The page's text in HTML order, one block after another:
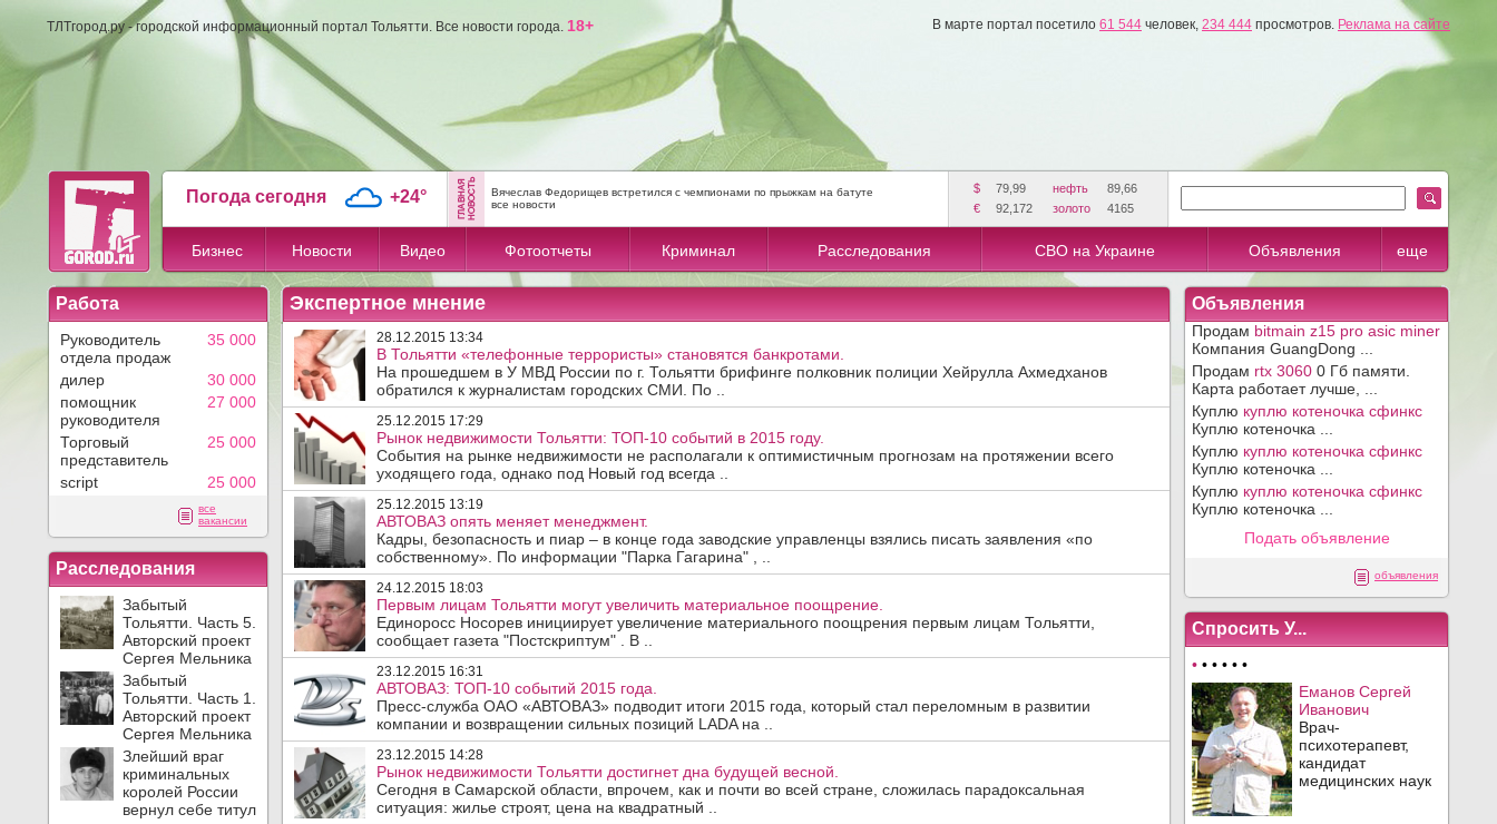
ТЛТгород.ру - городской информационный портал Тольятти. Все новости города. 18+ В марте портал посетило 61 544 человек, 234 444 просмотров. Реклама на сайте
Погода сегодня +24°
Вячеслав Федорищев встретился с чемпионами по прыжкам на батуте
все новости
$ 79,99 нефть
89,66
€
92,172 золото 4165
Бизнес Новости Видео Фотоотчеты Криминал Расследования СВО на Украине Объявления еще
Работа
Руководитель
отдела продаж
35 000
дилер
30 000
помощник
руководителя
27 000
Торговый
представитель
25 000
script 25 000
все
вакансии
Расследования
Забытый
Тольятти. Часть 5.
Авторский проект
Сергея Мельника
Забытый
Тольятти. Часть 1.
Авторский проект
Сергея Мельника
Злейший враг
криминальных
королей России
вернул себе титул
Экспертное мнение
28.12.2015 13:34
В Тольятти «телефонные террористы» становятся банкротами.
На прошедшем в У МВД России по г. Тольятти брифинге полковник полиции Хейрулла Ахмедханов
обратился к журналистам городских СМИ. По ..
25.12.2015 17:29
Рынок недвижимости Тольятти: ТОП-10 событий в 2015 году.
События на рынке недвижимости не располагали к оптимистичным прогнозам на протяжении всего
уходящего года, однако под Новый год всегда ..
25.12.2015 13:19
АВТОВАЗ опять меняет менеджмент.
Кадры, безопасность и пиар – в конце года заводские управленцы взялись писать заявления «по
собственному». По информации "Парка Гагарина" , ..
24.12.2015 18:03
Первым лицам Тольятти могут увеличить материальное поощрение.
Единоросс Носорев инициирует увеличение материального поощрения первым лицам Тольятти,
сообщает газета "Постскриптум" . В ..
23.12.2015 16:31
АВТОВАЗ: ТОП-10 событий 2015 года.
Пресс-служба ОАО «АВТОВАЗ» подводит итоги 2015 года, который стал переломным в развитии
компании и возвращении сильных позиций LADA на ..
23.12.2015 14:28
Рынок недвижимости Тольятти достигнет дна будущей весной.
Сегодня в Самарской области, впрочем, как и почти во всей стране, сложилась парадоксальная
ситуация: жилье строят, цена на квадратный ..
Объявления
Продам bitmain z15 pro asic miner
Компания GuangDong ...
Продам rtx 3060 0 Гб памяти.
Карта работает лучше, ...
Куплю куплю котеночка сфинкс
Куплю котеночка ...
Куплю куплю котеночка сфинкс
Куплю котеночка ...
Куплю куплю котеночка сфинкс
Куплю котеночка ...
Подать объявление
объявления
Спросить У...
• • • • • •
Еманов Сергей
Иванович
Врач-
психотерапевт,
кандидат
медицинских наук